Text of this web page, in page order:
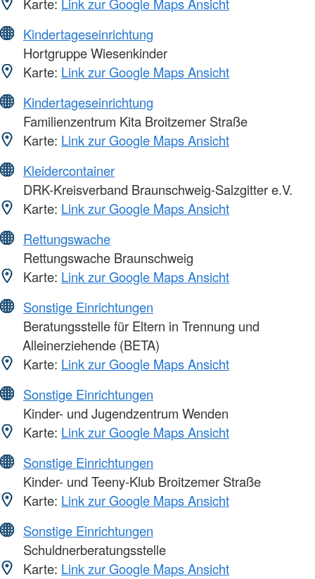
Karte: Link zur Google Maps Ansicht
Kindertageseinrichtung
Hortgruppe Wiesenkinder
Karte: Link zur Google Maps Ansicht
Kindertageseinrichtung
Familienzentrum Kita Broitzemer Straße
Karte: Link zur Google Maps Ansicht
Kleidercontainer
DRK-Kreisverband Braunschweig-Salzgitter e.V.
Karte: Link zur Google Maps Ansicht
Rettungswache
Rettungswache Braunschweig
Karte: Link zur Google Maps Ansicht
Sonstige Einrichtungen
Beratungsstelle für Eltern in Trennung und
Alleinerziehende (BETA)
Karte: Link zur Google Maps Ansicht
Sonstige Einrichtungen
Kinder- und Jugendzentrum Wenden
Karte: Link zur Google Maps Ansicht
Sonstige Einrichtungen
Kinder- und Teeny-Klub Broitzemer Straße
Karte: Link zur Google Maps Ansicht
Sonstige Einrichtungen
Schuldnerberatungsstelle
Karte: Link zur Google Maps Ansicht